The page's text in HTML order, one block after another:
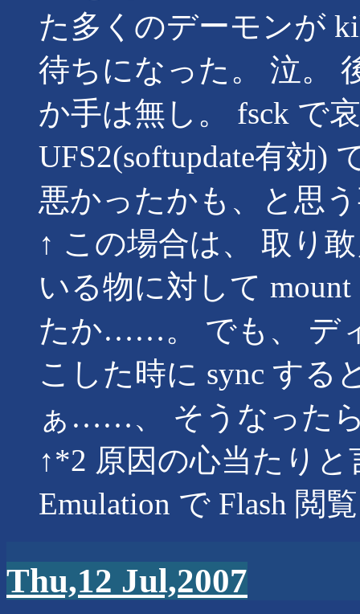
た多くのデーモンが
待ちになった。 泣。
か手は無し。 fsck で
UFS2(softupdate有効)
悪かったかも、と思
↑ この場合は、 取り
いる物に対して
たか……。 でも、 デ
こした時に sync する
ぁ……、 そうなった
↑*2 原因の心当たり
Emulation で Flash
Thu,12 Jul,2007